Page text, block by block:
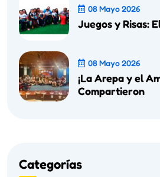
08 Mayo 2026
Juegos y Risas:
08 Mayo 2026
¡La Arepa y el
Compartieron
Categorías